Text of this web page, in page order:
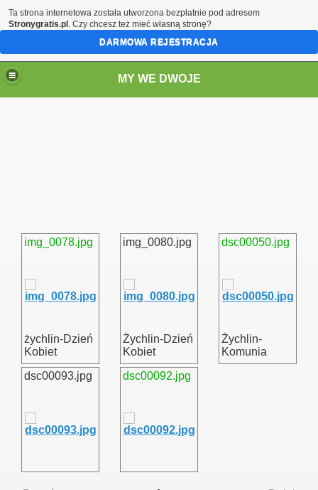
MY WE DWOJE
img_0078.jpg
żychlin-Dzień
Kobiet
img_0080.jpg
Żychlin-Dzień
Kobiet
dsc00050.jpg
Żychlin-
Komunia
dsc00093.jpg
dsc00092.jpg
Ta strona internetowa została utworzona bezpłatnie pod adresem
Stronygratis.pl . Czy chcesz też mieć własną stronę?
DARMOWA REJESTRACJA